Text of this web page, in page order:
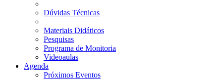
Dúvidas Técnicas
Materiais Didáticos
Pesquisas
Programa de Monitoria
Videoaulas
Agenda
Próximos Eventos